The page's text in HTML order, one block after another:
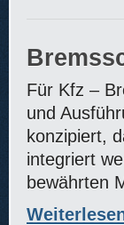
Für Kfz –
und
konzipiert,
integriert
bewährten